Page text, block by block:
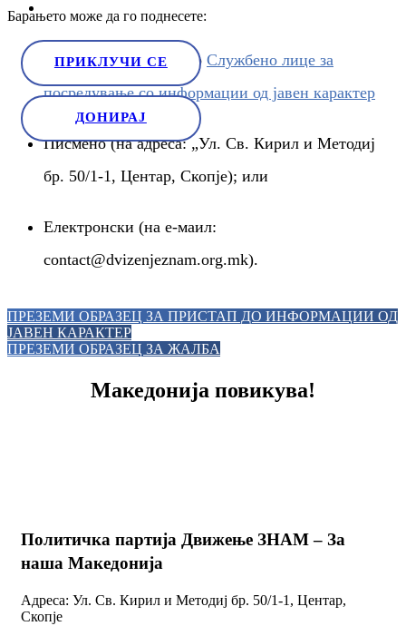
ПРИКЛУЧИ СЕ
ДОНИРАЈ
Барањето може да го поднесете:
Усно преку контакт со Службено лице за
посредување со информации од јавен карактер
Писмено (на адреса: „Ул. Св. Кирил и Методиј
бр. 50/1-1, Центар, Скопје); или
Електронски (на е-маил:
contact@dvizenjeznam.org.mk).
ПРЕЗЕМИ ОБРАЗЕЦ ЗА ПРИСТАП ДО ИНФОРМАЦИИ ОД
ЈАВЕН КАРАКТЕР
ПРЕЗЕМИ ОБРАЗЕЦ ЗА ЖАЛБА
Македонија повикува!
Политичка партија Движење ЗНАМ – За
наша Македонија
Адреса: Ул. Св. Кирил и Методиј бр. 50/1-1, Центар,
Скопје